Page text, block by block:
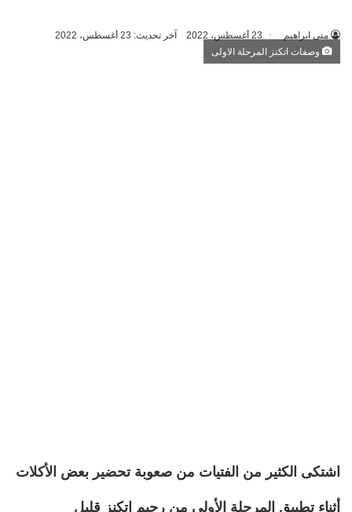
منى ابراهيم 23 أغسطس، 2022 آخر تحديث: 23 أغسطس، 2022
وصفات اتكنز المرحلة الاولى
اشتكى الكثير من الفتيات من صعوبة تحضير بعض الأكلات
أثناء تطبيق المرحلة الأولى من رجيم اتكنز قليل